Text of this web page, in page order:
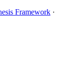
Framework ·